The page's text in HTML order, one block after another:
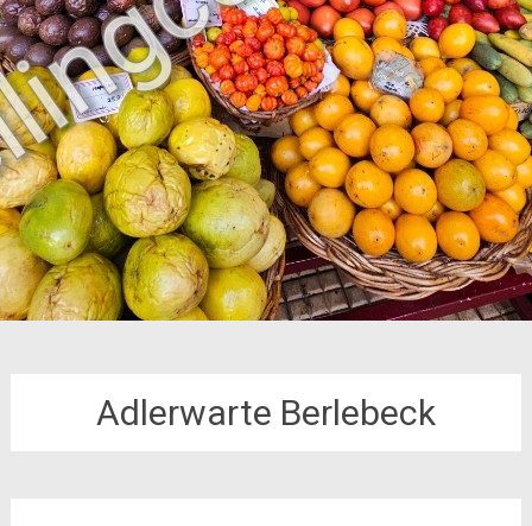
Adlerwarte Berlebeck